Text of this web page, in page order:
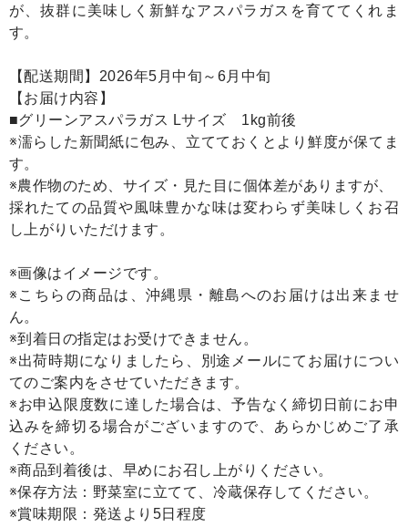
が、抜群に美味しく新鮮なアスパラガスを育ててくれま
す。
【配送期間】2026年5月中旬～6月中旬
【お届け内容】
■グリーンアスパラガス Lサイズ 1kg前後
※濡らした新聞紙に包み、立てておくとより鮮度が保てま
す。
※農作物のため、サイズ・見た目に個体差がありますが、
採れたての品質や風味豊かな味は変わらず美味しくお召
し上がりいただけます。
※画像はイメージです。
※こちらの商品は、沖縄県・離島へのお届けは出来ませ
ん。
※到着日の指定はお受けできません。
※出荷時期になりましたら、別途メールにてお届けについ
てのご案内をさせていただきます。
※お申込限度数に達した場合は、予告なく締切日前にお申
込みを締切る場合がございますので、あらかじめご了承
ください。
※商品到着後は、早めにお召し上がりください。
※保存方法：野菜室に立てて、冷蔵保存してください。
※賞味期限：発送より5日程度